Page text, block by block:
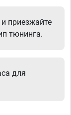
приезжайте
тюнинга.
для